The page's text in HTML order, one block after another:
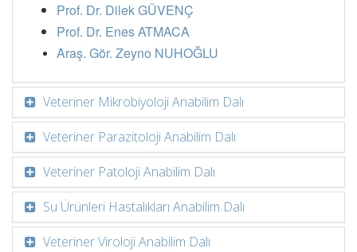
Prof. Dr. Dilek GÜVENÇ
Prof. Dr. Enes ATMACA
Araş. Gör. Zeyno NUHOĞLU
Veteriner Mikrobiyoloji Anabilim Dalı
Veteriner Parazitoloji Anabilim Dalı
Veteriner Patoloji Anabilim Dalı
Su Ürünleri Hastalıkları Anabilim Dalı
Veteriner Viroloji Anabilim Dalı